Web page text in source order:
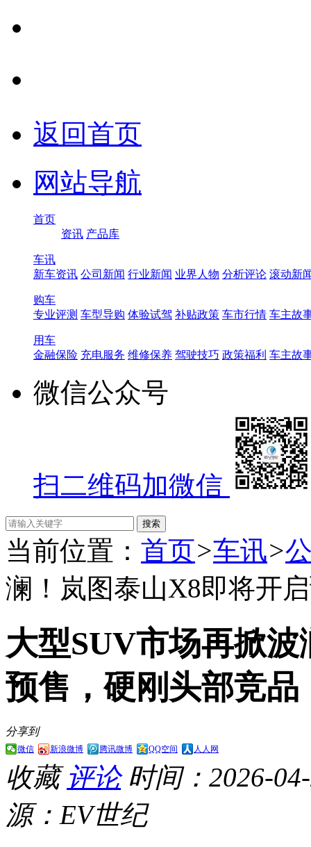
返回首页
网站导航
首页
资讯 产品库
车讯
新车资讯 公司新闻 行业新闻 业界人物 分析评论 滚动新
购车
专业评测 车型导购 体验试驾 补贴政策 车市行情 车主故
用车
金融保险 充电服务 维修保养 驾驶技巧 政策福利 车主故
微信公众号
扫二维码加微信
当前位置： 首页>车讯>
澜！岚图泰山X8即将开
大型SUV市场再掀
预售，硬刚头部竞品
分享到
微信 新浪微博 腾讯微博 QQ空间 人人网
收藏 评论 时间：2026-
源：EV世纪